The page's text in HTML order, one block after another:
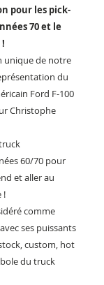
pour les pick-
70 et le
unique de notre
du
Ford F-100
Christophe
60/70 pour
et aller au
!
comme
ses puissants
custom, hot
du truck